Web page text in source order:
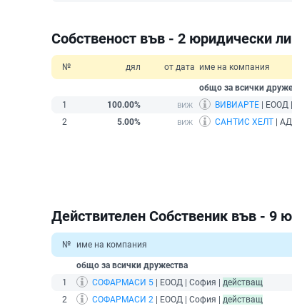
Собственост във - 2 юридически
№ дял от дата име на компания
общо за всички
1
100.00% ВИВИАРТЕ | ЕООД
2
5.00% САНТИС ХЕЛТ |
Действителен Собственик във - 9
№ име на компания
общо за всички дружества
1
СОФАРМАСИ 5 | ЕООД | София | действащ
2
СОФАРМАСИ 2 | ЕООД | София | действащ